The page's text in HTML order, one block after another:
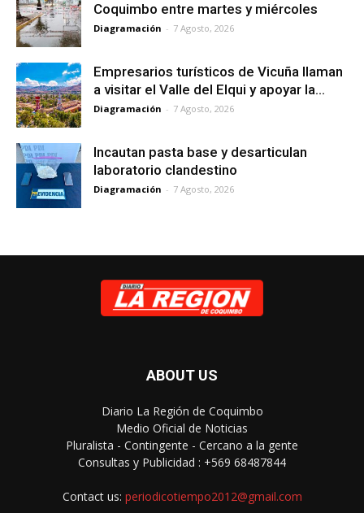
Coquimbo entre martes y miércoles
Diagramación - 7 Agosto, 2026
Empresarios turísticos de Vicuña llaman
a visitar el Valle del Elqui y apoyar la...
Diagramación - 7 Agosto, 2026
Incautan pasta base y desarticulan
laboratorio clandestino
Diagramación - 7 Agosto, 2026
ABOUT US
Diario La Región de Coquimbo
Medio Oficial de Noticias
Pluralista - Contingente - Cercano a la gente
Consultas y Publicidad : +569 68487844
Contact us: periodicotiempo2012@gmail.com